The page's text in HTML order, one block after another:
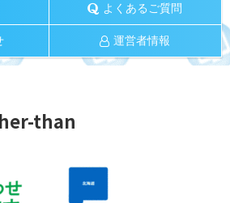
よくあるご質問
運営者情報
than